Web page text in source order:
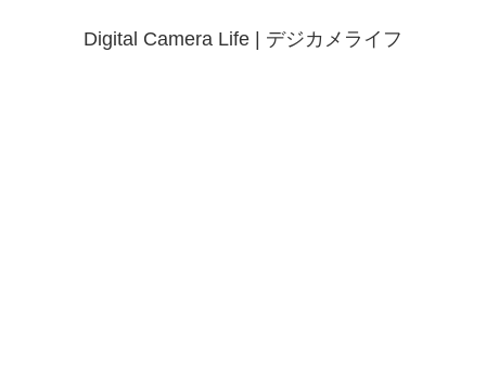
Digital Camera Life | デジカメライフ